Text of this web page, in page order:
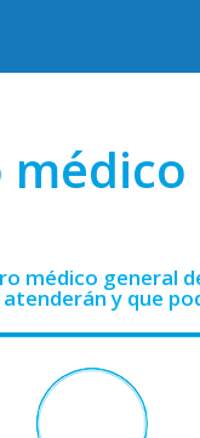
médico general
y que